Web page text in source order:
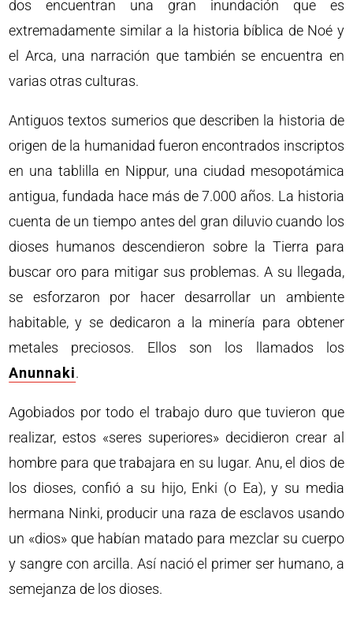
dos encuentran una gran inundación que es
extremadamente similar a la historia bíblica de Noé y
el Arca, una narración que también se encuentra en
varias otras culturas.
Antiguos textos sumerios que describen la historia de
origen de la humanidad fueron encontrados inscriptos
en una tablilla en Nippur, una ciudad mesopotámica
antigua, fundada hace más de 7.000 años. La historia
cuenta de un tiempo antes del gran diluvio cuando los
dioses humanos descendieron sobre la Tierra para
buscar oro para mitigar sus problemas. A su llegada,
se esforzaron por hacer desarrollar un ambiente
habitable, y se dedicaron a la minería para obtener
metales preciosos. Ellos son los llamados los
Anunnaki.
Agobiados por todo el trabajo duro que tuvieron que
realizar, estos «seres superiores» decidieron crear al
hombre para que trabajara en su lugar. Anu, el dios de
los dioses, confió a su hijo, Enki (o Ea), y su media
hermana Ninki, producir una raza de esclavos usando
un «dios» que habían matado para mezclar su cuerpo
y sangre con arcilla. Así nació el primer ser humano, a
semejanza de los dioses.